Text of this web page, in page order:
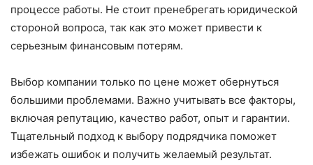
процессе работы. Не стоит пренебрегать юридической
стороной вопроса, так как это может привести к
серьезным финансовым потерям.
Выбор компании только по цене может обернуться
большими проблемами. Важно учитывать все факторы,
включая репутацию, качество работ, опыт и гарантии.
Тщательный подход к выбору подрядчика поможет
избежать ошибок и получить желаемый результат.